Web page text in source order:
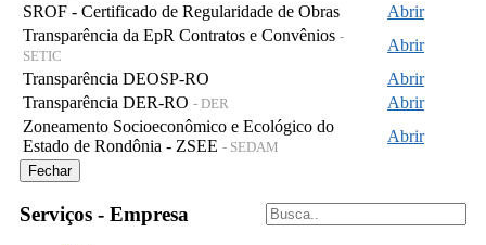
SROF - Certificado de Regularidade de Obras
Abrir
Transparência da EpR Contratos e Convênios -
SETIC
Abrir
Transparência DEOSP-RO
Abrir
Transparência DER-RO - DER
Abrir
Zoneamento Socioeconômico e Ecológico do
Estado de Rondônia - ZSEE - SEDAM
Abrir
Fechar
Serviços - Empresa